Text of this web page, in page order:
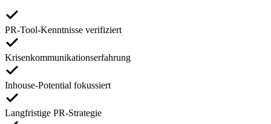
PR-Tool-Kenntnisse verifiziert
Krisenkommunikationserfahrung
Inhouse-Potential fokussiert
Langfristige PR-Strategie